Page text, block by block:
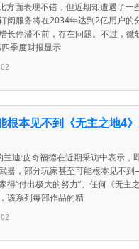
方面表现不错，但近期却遭遇了一
阅服务将在2034年达到2亿用户的
长停滞不前，存在问题。不过，微
季度财报显示
根本见不到《无主之地4
兰迪·皮奇福德在近期采访中表示，
器，部分玩家甚至可能根本见不
得“付出极大的努力”。任何《无主
该系列每部作品的精